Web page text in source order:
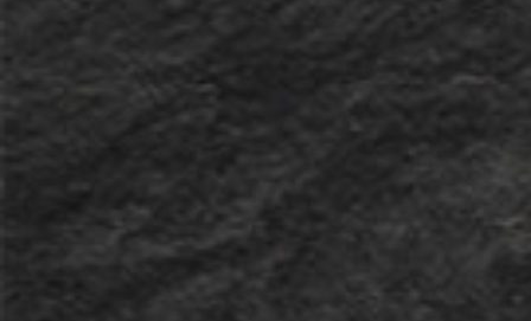
die sich durch eine konsequent starke
Vergleich zu ihren Mitbewerbern
hervorgetan haben.
Mehr erfahren
Das Anlageziel des Fonds besteht
darin, Investoren an der Rendite eines